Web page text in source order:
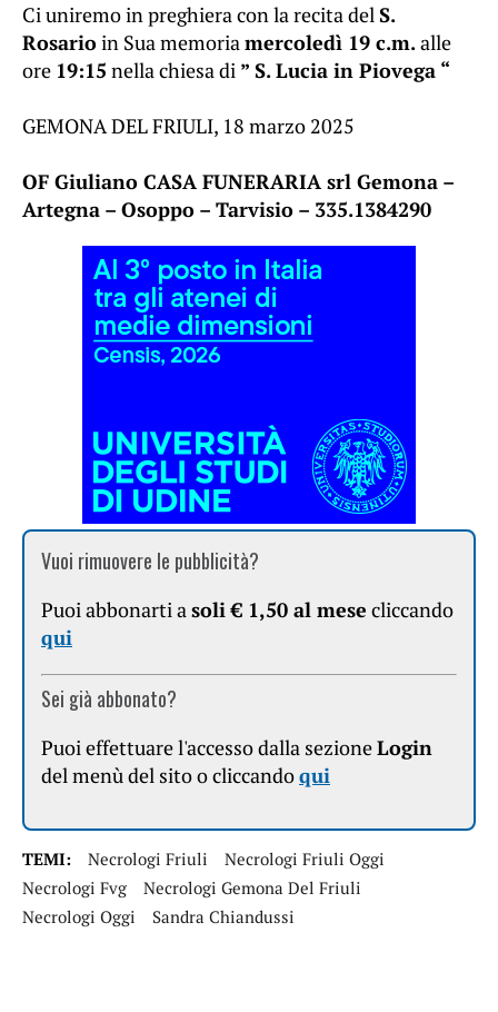
Ci uniremo in preghiera con la recita delS.
Rosarioin Sua memoriamercoledì 19 c.m.alle
ore 19:15 nella chiesa di ” S. Lucia in Piovega “
GEMONA DEL FRIULI, 18 marzo 2025
OF Giuliano CASA FUNERARIA srl Gemona –
Artegna – Osoppo – Tarvisio – 335.1384290
Vuoi rimuovere le pubblicità?
Puoi abbonarti asoli € 1,50 al mese cliccando
qui
Sei già abbonato?
Puoi effettuare l'accesso dalla sezioneLogin
del menù del sito o cliccandoqui
TEMI: Necrologi Friuli
Necrologi Friuli Oggi
Necrologi Fvg
Necrologi Gemona Del Friuli
Necrologi Oggi
Sandra Chiandussi